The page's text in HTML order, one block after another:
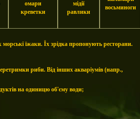
омари
креветки
мідії
равлики
восьминоги
морські їжаки. Їх зрідка пропонують ресторани.
риби. Від інших акваріумів (напр.,
на одиницю об'єму води;